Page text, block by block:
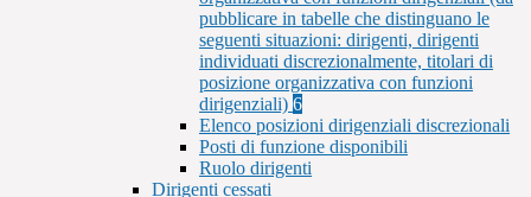
pubblicare in tabelle che distinguano le
seguenti situazioni: dirigenti, dirigenti
individuati discrezionalmente, titolari di
posizione organizzativa con funzioni
dirigenziali) 6
Elenco posizioni dirigenziali discrezionali
Posti di funzione disponibili
Ruolo dirigenti
Dirigenti cessati